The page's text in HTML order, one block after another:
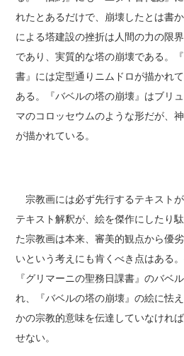
れたとあるだけで、崩壊したとは書
による塔建設の挫折は人間の力の限
であり、実質的な塔の崩壊である。
書』には定型通りニムドロが描かれ
ある。『バベルの塔の崩壊』はブリ
マのコロッセウムのような形だが、
が描かれている。
宗教画には必ず先行するテキスト
テキスト解釈が、絵を傑作にしたり
た宗教画は本来、審美的観点から優
いという考えにも肯くべき点はある
『グリマーニの聖務日課書』のバベ
れ、『バベルの塔の崩壊』の絵に怯
かの宗教的意味を伝達していなけれ
せない。